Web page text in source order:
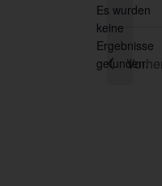
Hinweis
Es wurden
keine
Ergebnisse
gefunden.